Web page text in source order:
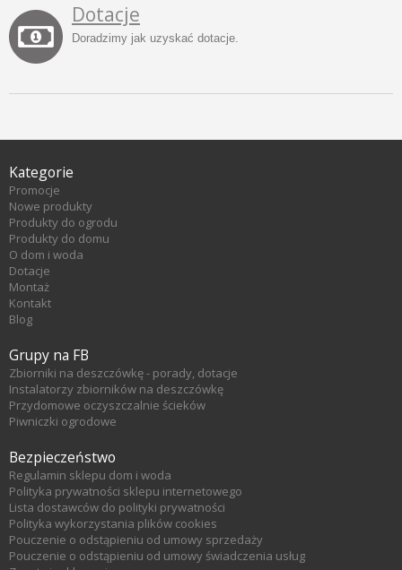
Dotacje
Doradzimy jak uzyskać dotacje.
Kategorie
Promocje
Nowe produkty
Produkty do ogrodu
Produkty do domu
O dom i woda
Dotacje
Montaż
Kontakt
Blog
Grupy na FB
Zbiorniki na deszczówkę - porady, dotacje
Instalatorzy zbiorników na deszczówkę
Przydomowe oczyszczalnie ścieków
Piwniczki ogrodowe
Bezpieczeństwo
Regulamin sklepu dom i woda
Polityka prywatności sklepu internetowego
Lista dostawców do polityki prywatności
Polityka wykorzystania plików cookies
Pouczenie o odstąpieniu od umowy sprzedaży
Pouczenie o odstąpieniu od umowy świadczenia usług